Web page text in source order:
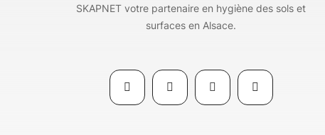
SKAPNET votre partenaire en hygiène des sols et
surfaces en Alsace.